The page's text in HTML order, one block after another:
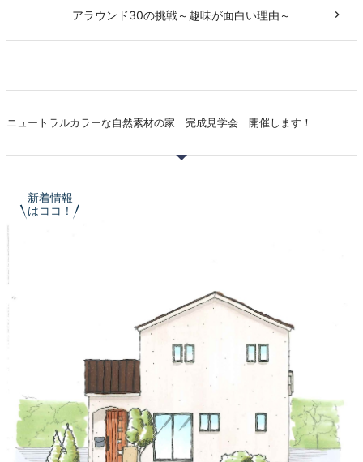
アラウンド30の挑戦～趣味が面白い理由～
ニュートラルカラーな自然素材の家 完成見学会 開催します！
新着情報
はココ！